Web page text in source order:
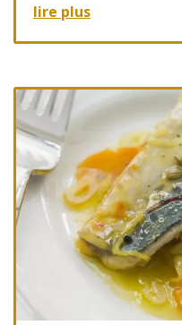
lire plus